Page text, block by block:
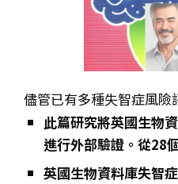
儘管已有多種失智症風
此篇研究將英國生物
進行外部驗證。從28
英國生物資料庫失智